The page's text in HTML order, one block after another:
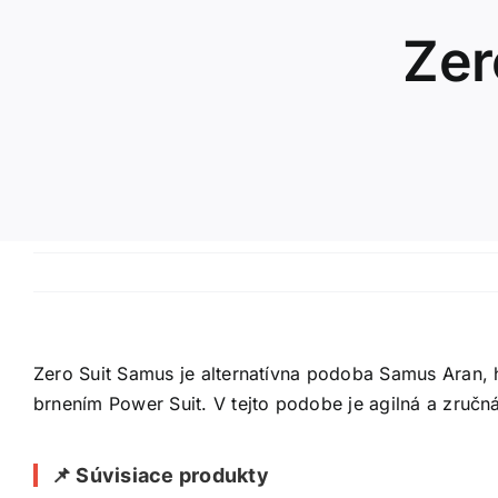
Zero Suit Samus je alternatívna podoba Samus
brnením Power Suit. V tejto podobe je agilná a
📌 Súvisiace produkty